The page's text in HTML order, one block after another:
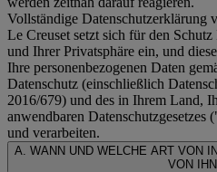
Vollständige Datenschutzerklärung
Le Creuset setzt sich für den
und Ihrer Privatsphäre ein, und
Ihre personenbezogenen Daten
Datenschutz (einschließlich
2016/679) und des in Ihrem Land,
anwendbaren Datenschutzgesetzes
und verarbeiten.
A. WANN UND WELCHE ART VON
VON